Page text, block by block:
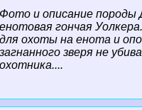
Фото и описание породы
енотовая гончая
для охоты на енота и
загнанного зверя не
охотника....